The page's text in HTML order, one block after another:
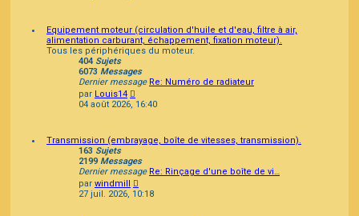
Equipement moteur (circulation d'huile et d'eau, filtre à air,
alimentation carburant, échappement, fixation moteur).
Tous les périphériques du moteur.
404 Sujets
6073 Messages
Dernier message Re: Numéro de radiateur
par Louis14
le
04 août 2026, 16:40
Transmission (embrayage, boîte de vitesses, transmission).
163 Sujets
2199 Messages
Dernier message Re: Rinçage d'une boîte de vi…
par windmill
le
27 juil. 2026, 10:18